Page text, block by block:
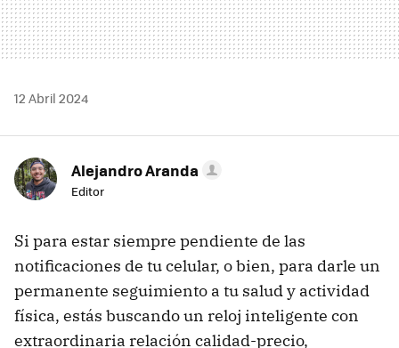
12 Abril 2024
Alejandro Aranda
Editor
Si para estar siempre pendiente de las
notificaciones de tu celular, o bien, para darle un
permanente seguimiento a tu salud y actividad
física, estás buscando un reloj inteligente con
extraordinaria relación calidad-precio,